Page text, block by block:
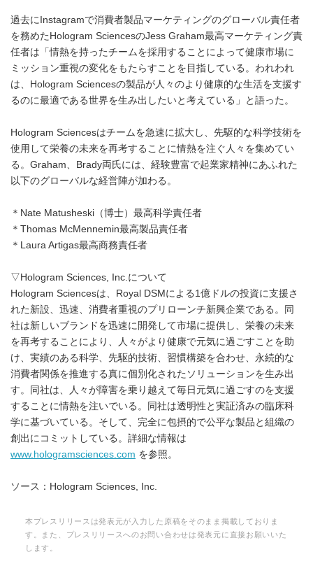
過去にInstagramで消費者製品マーケティングのグローバル責任者
を務めたHologram SciencesのJess Graham最高マーケティング責
任者は「情熱を持ったチームを採用することによって健康市場に
ミッション重視の変化をもたらすことを目指している。われわれ
は、Hologram Sciencesの製品が人々のより健康的な生活を支援す
るのに最適である世界を生み出したいと考えている」と語った。
Hologram Sciencesはチームを急速に拡大し、先駆的な科学技術を
使用して栄養の未来を再考することに情熱を注ぐ人々を集めてい
る。Graham、Brady両氏には、経験豊富で起業家精神にあふれた
以下のグローバルな経営陣が加わる。
＊Nate Matusheski（博士）最高科学責任者
＊Thomas McMennemin最高製品責任者
＊Laura Artigas最高商務責任者
▽Hologram Sciences, Inc.について
Hologram Sciencesは、Royal DSMによる1億ドルの投資に支援さ
れた新設、迅速、消費者重視のプリローンチ新興企業である。同
社は新しいブランドを迅速に開発して市場に提供し、栄養の未来
を再考することにより、人々がより健康で元気に過ごすことを助
け、実績のある科学、先駆的技術、習慣構築を合わせ、永続的な
消費者関係を推進する真に個別化されたソリューションを生み出
す。同社は、人々が障害を乗り越えて毎日元気に過ごすのを支援
することに情熱を注いでいる。同社は透明性と実証済みの臨床科
学に基づいている。そして、完全に包摂的で公平な製品と組織の
創出にコミットしている。詳細な情報は
www.hologramsciences.com を参照。
ソース：Hologram Sciences, Inc.
本プレスリリースは発表元が入力した原稿をそのまま掲載しておりま
す。また、プレスリリースへのお問い合わせは発表元に直接お願いいた
します。